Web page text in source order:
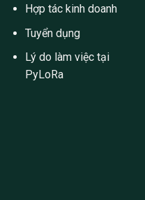
Hợp tác kinh doanh
Tuyển dụng
Lý do làm việc tại
PyLoRa